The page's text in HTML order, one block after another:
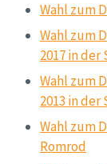
Wahl zum
Wahl zum
2017 in
Wahl zum
2013 in
Wahl zum
Romrod